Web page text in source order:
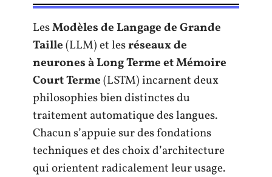
LesModèles de Langage de Grande
Taille(LLM) et lesréseaux de
neurones à Long Terme et Mémoire
Court Terme(LSTM) incarnent deux
philosophies bien distinctes du
traitement automatique des langues.
Chacun s’appuie sur des fondations
techniques et des choix d’architecture
qui orientent radicalement leur usage.